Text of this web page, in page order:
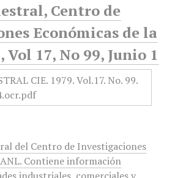
Centro de
Económicas de la
Vol 17, No 99, Junio 1
del Centro de Investigaciones
Contiene información